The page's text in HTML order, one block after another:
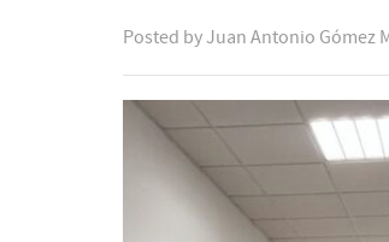
Posted byJuan Antonio Gómez